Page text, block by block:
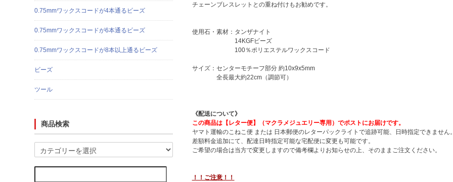
チェーンブレスレットとの重ね付けもお勧めです。
使用石・素材：タンザナイト
14KGFビーズ
100％ポリエステルワックスコード
サイズ：センターモチーフ部分 約10x9x5mm
全長最大約22cm（調節可）
《配送について》
この商品は【レター便】（マクラメジュエリー専用）でポストにお届けです。
ヤマト運輸のこねこ便 または 日本郵便のレターパックライトで追跡可能、日時指定できません。
差額料金追加にて、配達日時指定可能な宅配便に変更も可能です。
ご希望の場合は当方で変更しますので備考欄よりお知らせの上、そのままご注文ください。
！！ご注意！！
0.75mmワックスコードが4本通るビーズ
0.75mmワックスコードが6本通るビーズ
0.75mmワックスコードが8本以上通るビーズ
ビーズ
ツール
商品検索